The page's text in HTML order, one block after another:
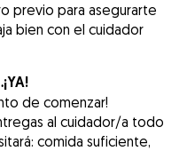
previo para asegurarte
bien con el cuidador
de comenzar!
al cuidador/a todo
comida suficiente,